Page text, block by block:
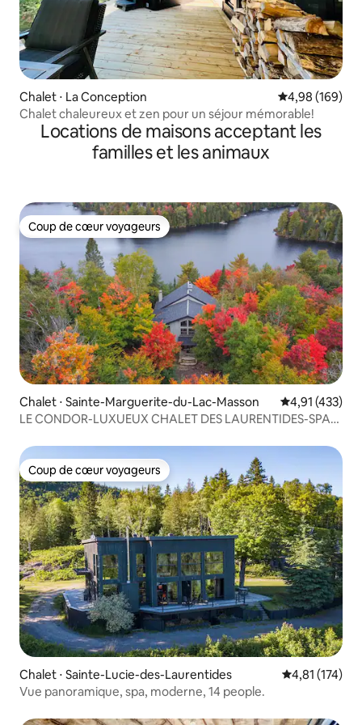
Chalet ⋅ La Conception Évaluation
4,98 (169)
Chalet chaleureux et zen pour un séjour mémorable!
Locations de maisons acceptant les
familles et les animaux
Coup de cœur voyageurs
Coup de cœur voyageurs
Chalet ⋅ Sainte-Marguerite-du-Lac-Masson Évaluation
4,91 (433)
LE CONDOR-LUXUEUX CHALET DES LAURENTIDES-SPA-
Coup de cœur voyageurs
Coup de cœur voyageurs
Chalet ⋅ Sainte-Lucie-des-Laurentides Évaluation
4,81 (174)
Vue panoramique, spa, moderne, 14 people.